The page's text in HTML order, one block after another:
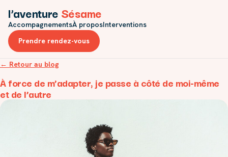
l’aventureSésame
AccompagnementsÀ proposInterventions
Prendre rendez-vous
← Retour au blog
À force de m’adapter, je passe à côté de moi-même
et de l’autre